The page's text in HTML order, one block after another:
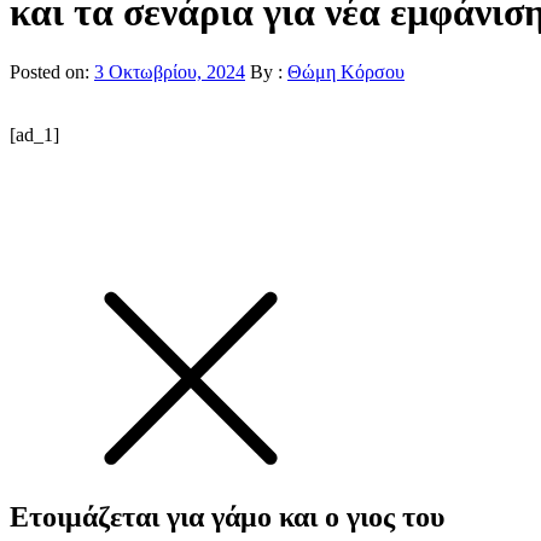
και τα σενάρια για νέα
Posted on: 3 Οκτωβρίου, 2024 By : Θώμη Κόρσου
[ad_1]
Ετοιμάζεται για γάμο και ο γιος του